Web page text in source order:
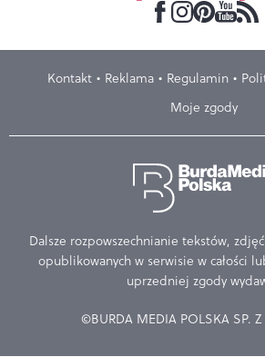
Kontakt Reklama Regulamin
Moje zgody
Dalsze rozpowszechnianie tekstów,
opublikowanych w serwisie w całości
uprzedniej zgody
©BURDA MEDIA POLSKA SP.